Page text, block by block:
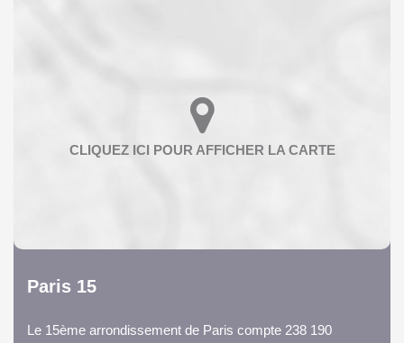
Paris 15
Le 15ème arrondissement de Paris compte 238 190